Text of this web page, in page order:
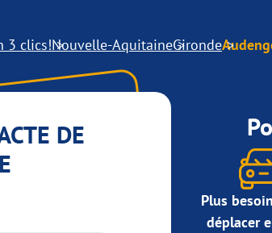
3 clics!Nouvelle-AquitaineGironde
DE
Plus
déplacer